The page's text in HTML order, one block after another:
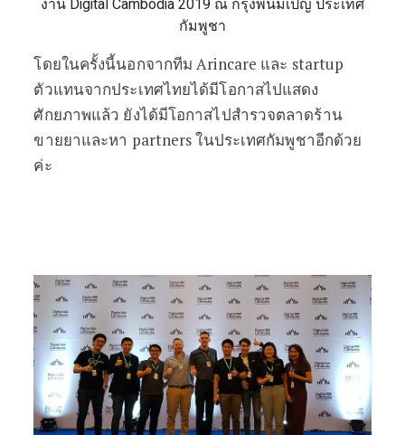
งาน Digital Cambodia 2019 ณ กรุงพนมเปญ ประเทศ
กัมพูชา
โดยในครั้งนี้นอกจากทีม Arincare และ startup
ตัวแทนจากประเทศไทยได้มีโอกาสไปแสดง
ศักยภาพแล้ว ยังได้มีโอกาสไปสำรวจตลาดร้าน
ขายยาและหา partners ในประเทศกัมพูชาอีกด้วย
ค่ะ